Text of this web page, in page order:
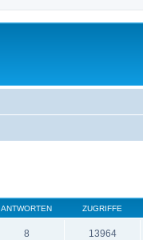
ANTWORTEN ZUGRIFFE
8 13964